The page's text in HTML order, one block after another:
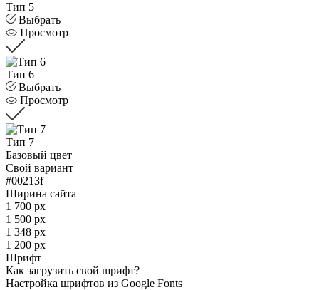
Тип 5
Выбрать
Просмотр
Тип 6
Выбрать
Просмотр
Тип 7
Базовый цвет
Свой вариант
#00213f
Ширина сайта
1 700 px
1 500 px
1 348 px
1 200 px
Шрифт
Как загрузить свой шрифт?
Настройка шрифтов из Google Fonts